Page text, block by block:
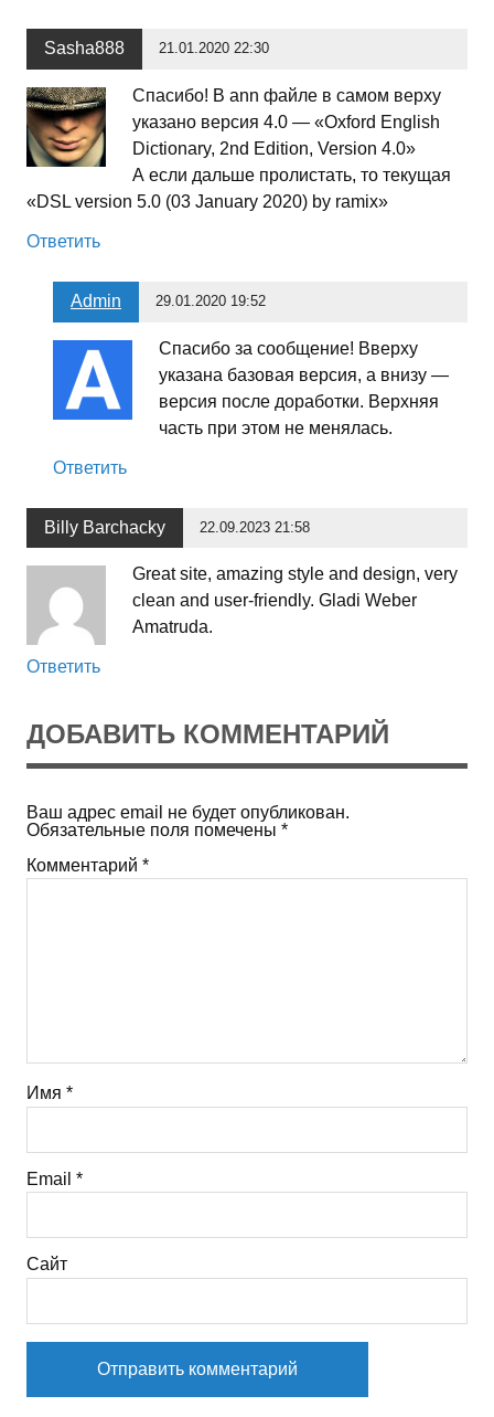
Sasha888 21.01.2020 22:30
Спасибо! В ann файле в самом верху
указано версия 4.0 — «Oxford English
Dictionary, 2nd Edition, Version 4.0»
А если дальше пролистать, то текущая
«DSL version 5.0 (03 January 2020) by ramix»
Ответить
Admin 29.01.2020 19:52
Спасибо за сообщение! Вверху
указана базовая версия, а внизу —
версия после доработки. Верхняя
часть при этом не менялась.
Ответить
Billy Barchacky 22.09.2023 21:58
Great site, amazing style and design, very
clean and user-friendly. Gladi Weber
Amatruda.
Ответить
ДОБАВИТЬ КОММЕНТАРИЙ
Ваш адрес email не будет опубликован.
Обязательные поля помечены *
Комментарий *
Имя *
Email *
Сайт